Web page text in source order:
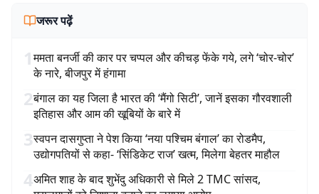
जरूर पढ़ें
1ममता बनर्जी की कार पर चप्पल और कीचड़ फेंके गये, लगे ‘चोर-चोर’
के नारे, बीजपुर में हंगामा
2बंगाल का यह जिला है भारत की ‘मैंगो सिटी’, जानें इसका गौरवशाली
इतिहास और आम की खूबियों के बारे में
3स्वपन दासगुप्ता ने पेश किया ‘नया पश्चिम बंगाल’ का रोडमैप,
उद्योगपतियों से कहा- ‘सिंडिकेट राज’ खत्म, मिलेगा बेहतर माहौल
4अमित शाह के बाद शुभेंदु अधिकारी से मिले 2 TMC सांसद,